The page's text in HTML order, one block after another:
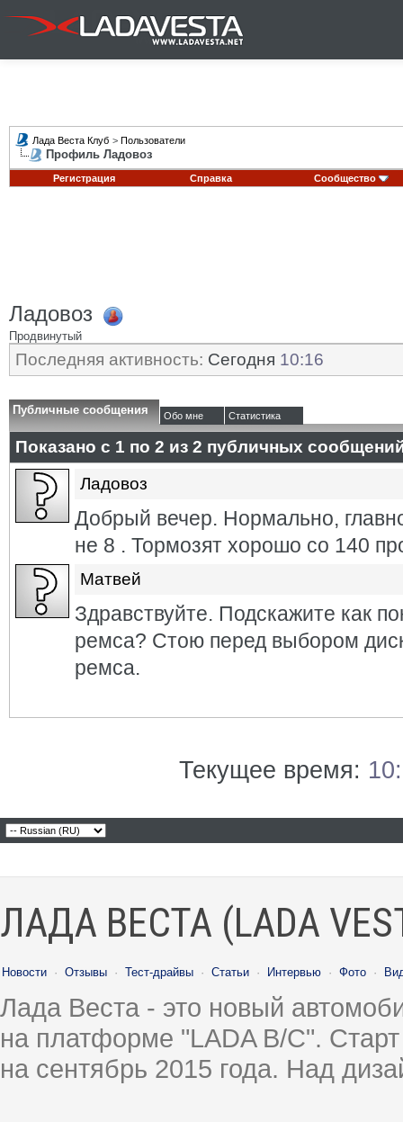
Лада Веста Клуб > Пользователи
Профиль Ладовоз
Регистрация Справка Сообщество
Ладовоз
Продвинутый
Последняя активность: Сегодня 10:16
Публичные сообщения Обо мне Статистика
Показано с 1 по 2 из 2 публичных
Ладовоз
Добрый вечер. Нормально,
не 8 . Тормозят хорошо со 140
Матвей
Здравствуйте. Подскажите как
ремса? Стою перед выбором
ремса.
Текущее время:
ЛАДА ВЕСТА (LADA
Новости · Отзывы · Тест-драйвы · Статьи · Интервью · Фото ·
Лада Веста - это новый
на платформе "LADA B/C".
на сентябрь 2015 года. Над